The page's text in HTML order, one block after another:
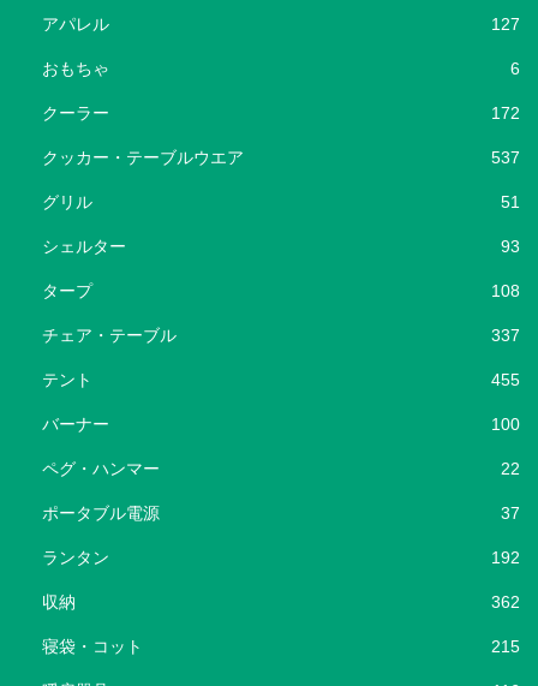
アパレル 127
おもちゃ 6
クーラー 172
クッカー・テーブルウエア 537
グリル 51
シェルター 93
タープ 108
チェア・テーブル 337
テント 455
バーナー 100
ペグ・ハンマー 22
ポータブル電源 37
ランタン 192
収納 362
寝袋・コット 215